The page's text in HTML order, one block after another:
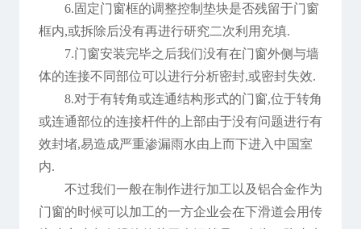
6.固定门窗框的调整控制垫块是否残留于门窗
框内,或拆除后没有再进行研究二次利用充填.
7.门窗安装完毕之后我们没有在门窗外侧与墙
体的连接不同部位可以进行分析密封,或密封失效.
8.对于有转角或连通结构形式的门窗,位于转角
或连通部位的连接杆件的上部由于没有问题进行有
效封堵,易造成严重渗漏雨水由上而下进入中国室
内.
不过我们一般在制作进行加工以及铝合金作为
门窗的时候可以加工的一方企业会在下滑道会用传